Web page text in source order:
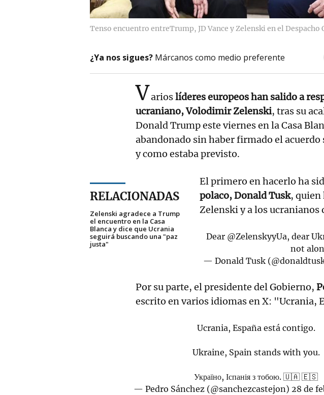
Tenso encuentro entreTrump, JD Vance y Zelenski en el Despacho
¿Ya nos sigues? Márcanos como medio preferente
Varioslíderes europeos han salido a
ucraniano, Volodimir Zelenski, tras su
Donald Trump este viernes en la Casa
abandonado sin haber firmado el
y como estaba previsto.
RELACIONADAS
Zelenski agradece a Trump
el encuentro en la Casa
Blanca y dice que Ucrania
seguirá buscando una "paz
justa"
El primero en hacerlo ha
polaco, Donald Tusk, quien
Zelenski y a los ucranianos
Dear @ZelenskyyUa, dear
not
— Donald Tusk
Por su parte, el presidente del Gobierno,
escrito en varios idiomas en X: "Ucrania,
Ucrania, España está contigo.
Ukraine, Spain stands with you.
Україно, Іспанія з тобою. 🇺🇦 🇪🇸
— Pedro Sánchez (@sanchezcastejon) 28 de